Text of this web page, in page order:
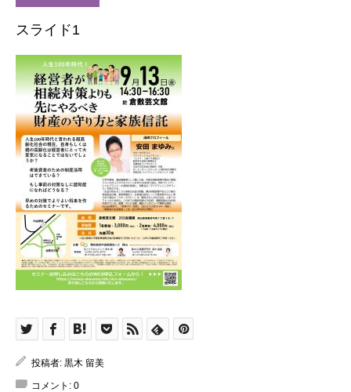
スライド1
投稿者: 黒木 留美
コメント: 0